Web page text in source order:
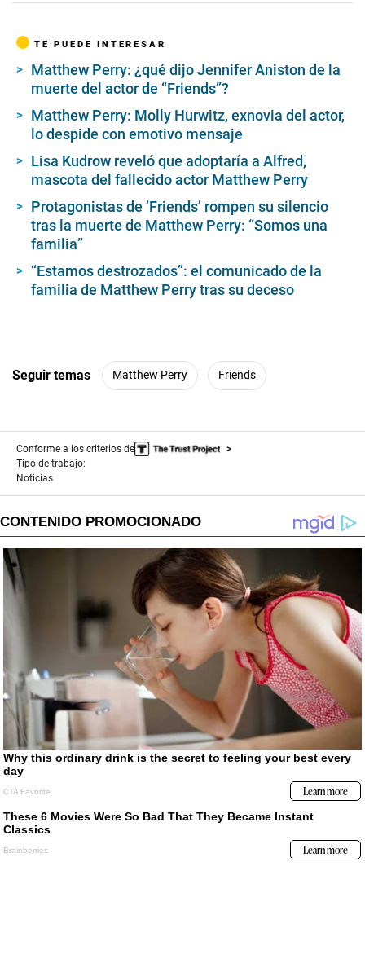
TE PUEDE INTERESAR
Matthew Perry: ¿qué dijo Jennifer Aniston de la
muerte del actor de “Friends”?
Matthew Perry: Molly Hurwitz, exnovia del actor,
lo despide con emotivo mensaje
Lisa Kudrow reveló que adoptaría a Alfred,
mascota del fallecido actor Matthew Perry
Protagonistas de ‘Friends’ rompen su silencio
tras la muerte de Matthew Perry: “Somos una
familia”
“Estamos destrozados”: el comunicado de la
familia de Matthew Perry tras su deceso
Seguir temas Matthew Perry Friends
Conforme a los criterios de
Tipo de trabajo:
Noticias